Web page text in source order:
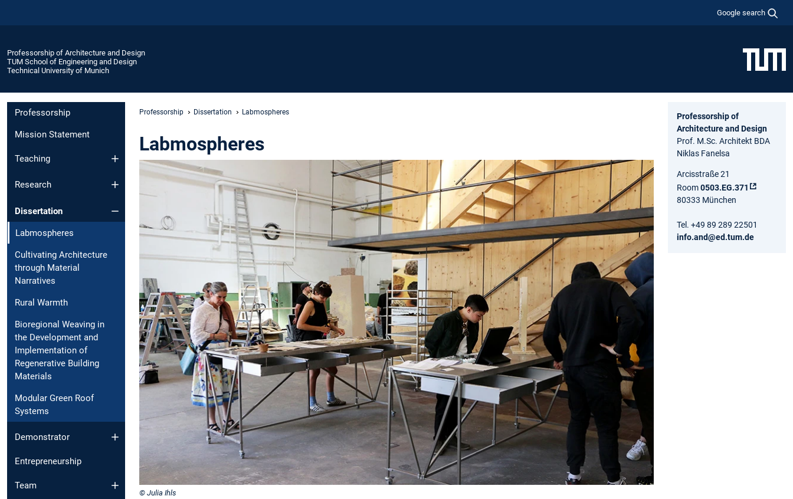
Google search
Professorship of Architecture and Design
TUM School of Engineering and Design
Technical University of Munich
Professorship
Mission Statement
Teaching
Research
Dissertation
Labmospheres
Cultivating Architecture
through Material
Narratives
Rural Warmth
Bioregional Weaving in
the Development and
Implementation of
Regenerative Building
Materials
Modular Green Roof
Systems
Demonstrator
Entrepreneurship
Team
Professorship Dissertation Labmospheres
Labmospheres
© Julia Ihls
Professorship of
Architecture and Design
Prof. M.Sc. Architekt BDA
Niklas Fanelsa
Arcisstraße 21
Room0503.EG.371
80333 München
Tel. +49 89 289 22501
info.and@ed.tum.de